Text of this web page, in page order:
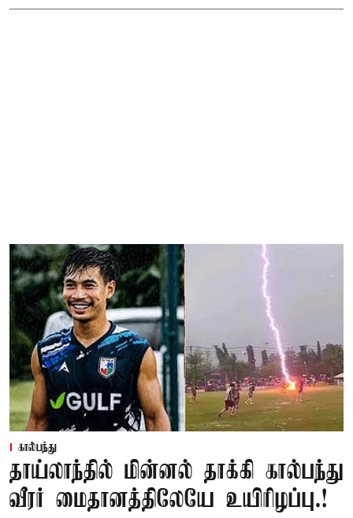
கால்பந்து
தாய்லாந்தில் மின்னல் தாக்கி கால்பந்து
வீரர் மைதானத்திலேயே உயிரிழப்பு.!